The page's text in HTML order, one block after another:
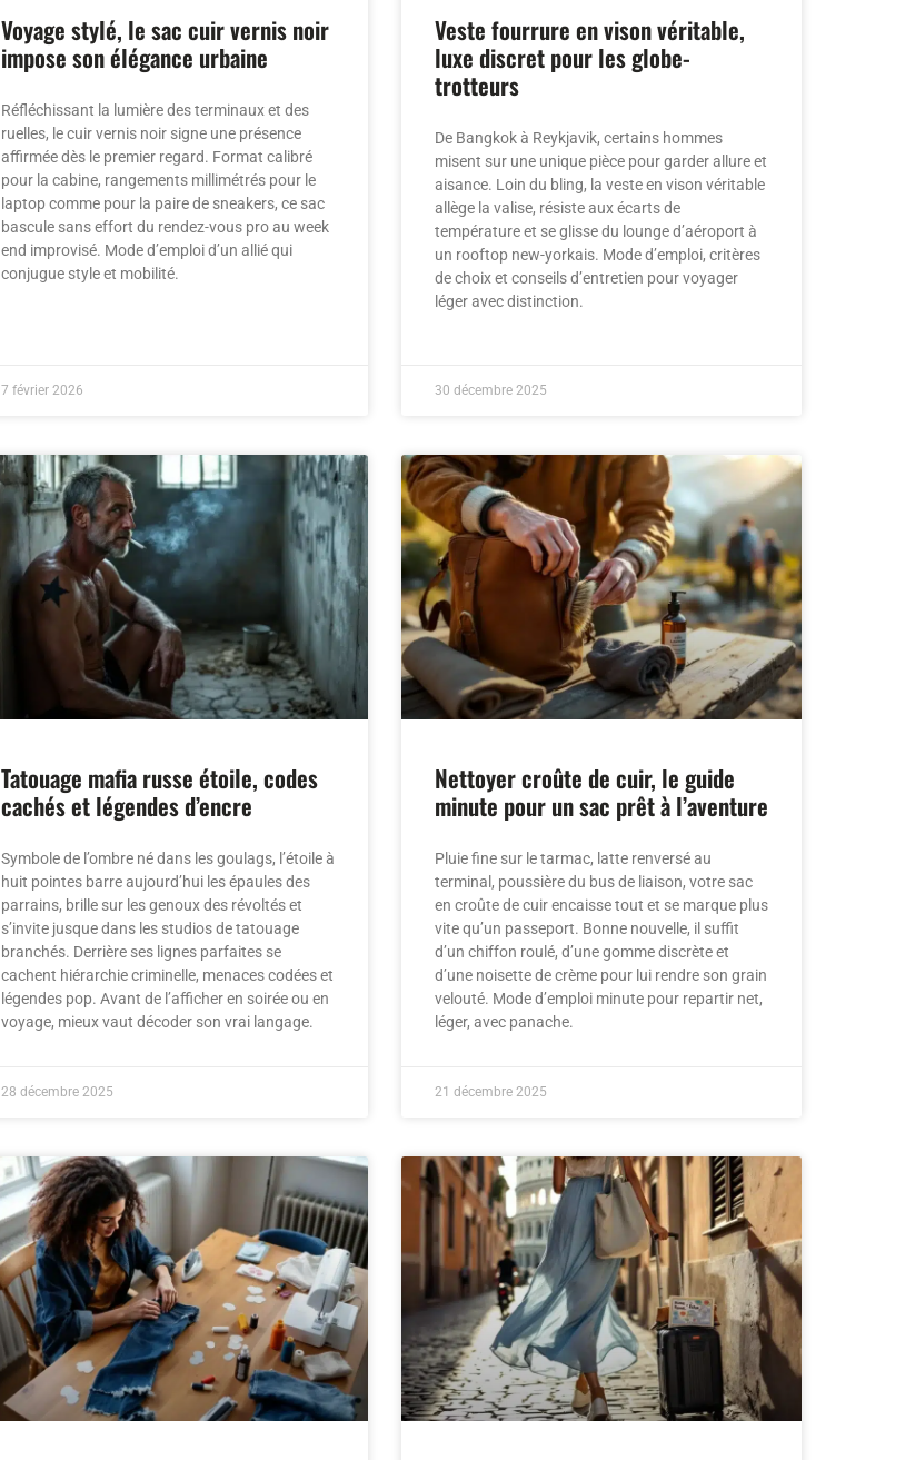
Voyage stylé, le sac cuir vernis noir
impose son élégance urbaine
Réfléchissant la lumière des terminaux et des
ruelles, le cuir vernis noir signe une présence
affirmée dès le premier regard. Format calibré
pour la cabine, rangements millimétrés pour le
laptop comme pour la paire de sneakers, ce sac
bascule sans effort du rendez-vous pro au week
end improvisé. Mode d’emploi d’un allié qui
conjugue style et mobilité.
7 février 2026
Veste fourrure en vison véritable,
luxe discret pour les globe-
trotteurs
De Bangkok à Reykjavik, certains hommes
misent sur une unique pièce pour garder allure et
aisance. Loin du bling, la veste en vison véritable
allège la valise, résiste aux écarts de
température et se glisse du lounge d’aéroport à
un rooftop new-yorkais. Mode d’emploi, critères
de choix et conseils d’entretien pour voyager
léger avec distinction.
30 décembre 2025
Tatouage mafia russe étoile, codes
cachés et légendes d’encre
Symbole de l’ombre né dans les goulags, l’étoile à
huit pointes barre aujourd’hui les épaules des
parrains, brille sur les genoux des révoltés et
s’invite jusque dans les studios de tatouage
branchés. Derrière ses lignes parfaites se
cachent hiérarchie criminelle, menaces codées et
légendes pop. Avant de l’afficher en soirée ou en
voyage, mieux vaut décoder son vrai langage.
28 décembre 2025
Nettoyer croûte de cuir, le guide
minute pour un sac prêt à l’aventure
Pluie fine sur le tarmac, latte renversé au
terminal, poussière du bus de liaison, votre sac
en croûte de cuir encaisse tout et se marque plus
vite qu’un passeport. Bonne nouvelle, il suffit
d’un chiffon roulé, d’une gomme discrète et
d’une noisette de crème pour lui rendre son grain
velouté. Mode d’emploi minute pour repartir net,
léger, avec panache.
21 décembre 2025